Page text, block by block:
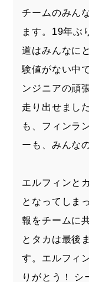
チームのみん
ます。19年ぶ
道はみんなに
験値がない中
ンジニアの頑
走り出せまし
も、フィンラ
ーも、みんな
エルフィンと
となってしま
報をチームに
とタカは最後
す。エルフィ
りがとう！ シ